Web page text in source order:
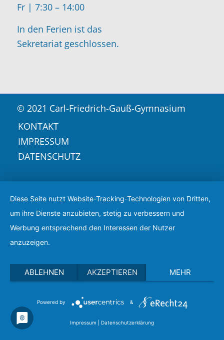
Fr | 7:30 – 14:00
In den Ferien ist das
Sekretariat geschlossen.
© 2021 Carl-Friedrich-Gauß-Gymnasium
KONTAKT
IMPRESSUM
DATENSCHUTZ
Diese Seite nutzt Website-Tracking-Technologien von Dritten,
um ihre Dienste anzubieten, stetig zu verbessern und
Werbung entsprechend den Interessen der Nutzer
anzuzeigen.
ABLEHNEN AKZEPTIEREN MEHR
Powered by &
Impressum Datenschutzerklärung